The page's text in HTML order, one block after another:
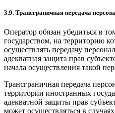
3.9. Трансграничная передача
Оператор обязан убедиться в
государством, на территорию
осуществлять передачу
адекватная защита прав
начала осуществления такой
Трансграничная передача
территории иностранных
адекватной защиты прав
может осуществляться в